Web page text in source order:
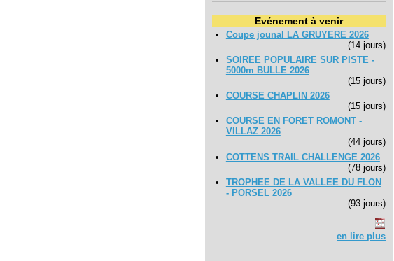
Evénement à venir
Coupe jounal LA GRUYERE 2026
(14 jours)
SOIREE POPULAIRE SUR PISTE -
5000m BULLE 2026
(15 jours)
COURSE CHAPLIN 2026
(15 jours)
COURSE EN FORET ROMONT -
VILLAZ 2026
(44 jours)
COTTENS TRAIL CHALLENGE 2026
(78 jours)
TROPHEE DE LA VALLEE DU FLON
- PORSEL 2026
(93 jours)
en lire plus